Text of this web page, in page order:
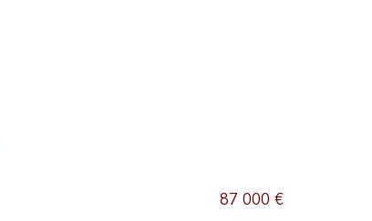
87 000 €